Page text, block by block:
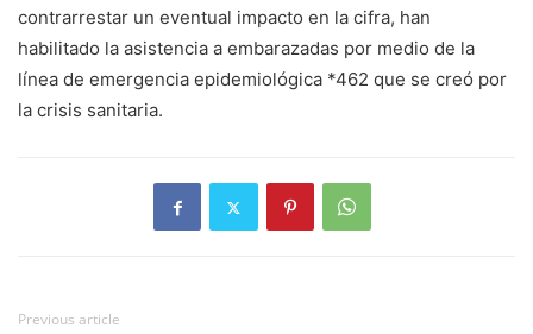
contrarrestar un eventual impacto en la cifra, han
habilitado la asistencia a embarazadas por medio de la
línea de emergencia epidemiológica *462 que se creó por
la crisis sanitaria.
Previous article